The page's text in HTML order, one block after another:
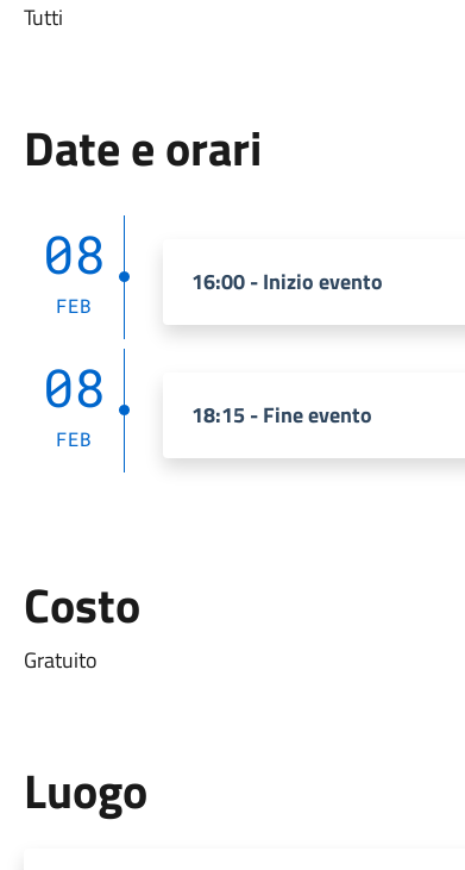
Tutti
Date e orari
08
FEB
16:00 - Inizio evento
08
FEB
18:15 - Fine evento
Costo
Gratuito
Luogo